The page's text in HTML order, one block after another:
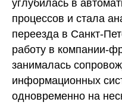
углубилась в
процессов и стала
переезда в Санкт-
работу в компании-
занималась
информационных
одновременно на